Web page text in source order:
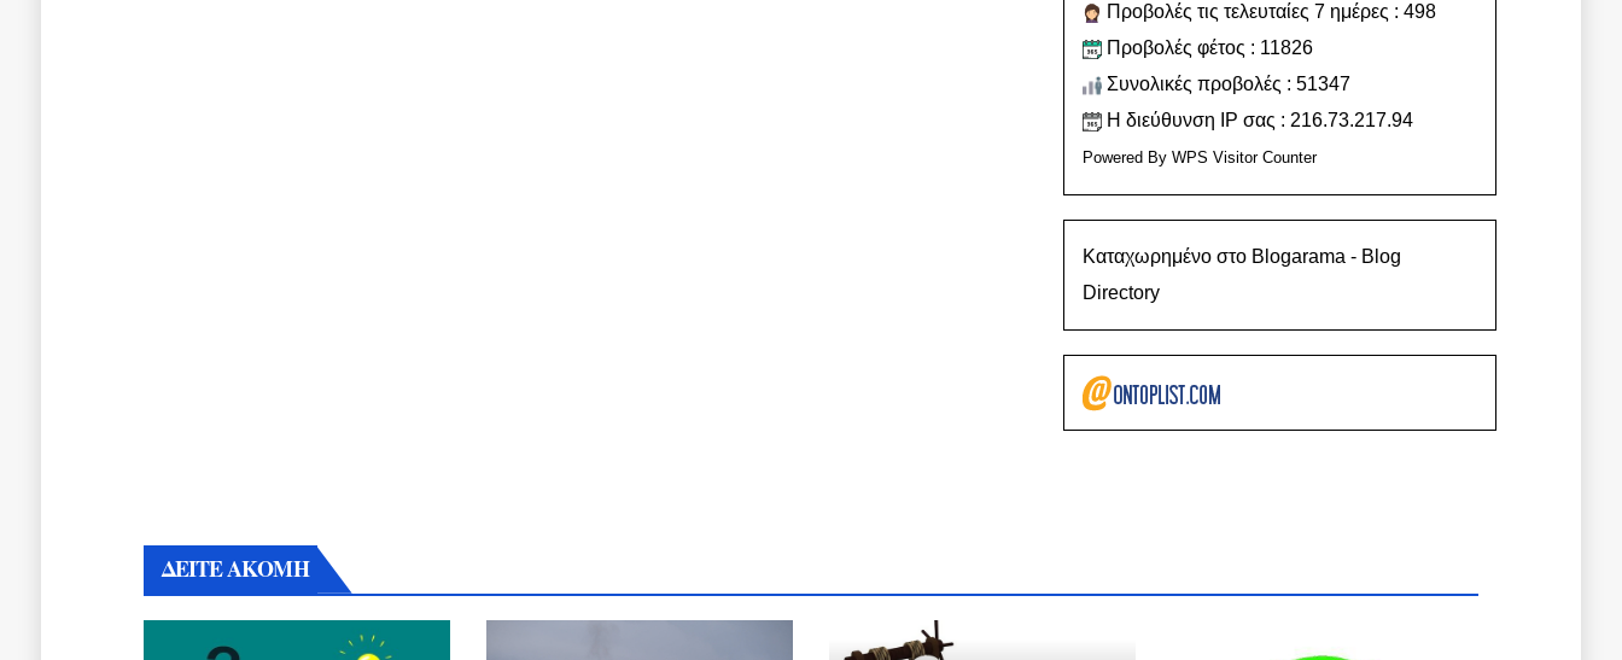
Προβολές τις τελευταίες 7 ημέρες : 498
Προβολές φέτος : 11826
Συνολικές προβολές : 51347
Η διεύθυνση IP σας : 216.73.217.94
Powered ByWPS Visitor Counter
Καταχωρημένο στο Blogarama - Blog
Directory
ΔΕΙΤΕ ΑΚΟΜΗ